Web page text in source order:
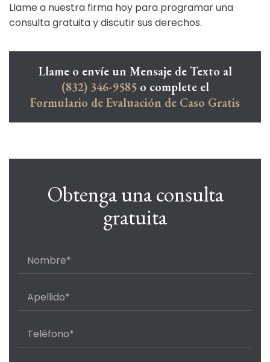
Llame a nuestra firma hoy para programar una
consulta gratuita y discutir sus derechos.
Llame o envíe un Mensaje de Texto al
(832) 346-9585o complete el
Formulario de Evaluación de Caso Gratis
Obtenga una consulta
gratuita